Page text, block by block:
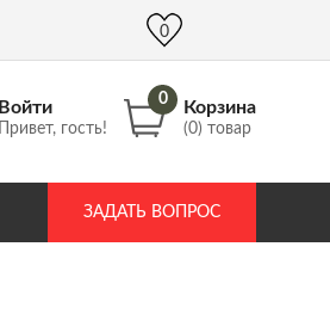
info@DrozdPcp.ru
Войти
Привет, гость!
0 Корзина
(0) товар
ЗАДАТЬ ВОПРОС
0